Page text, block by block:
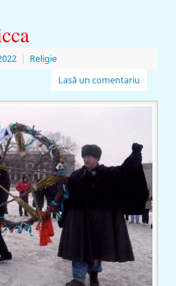
| Religie
Lasă un comentariu